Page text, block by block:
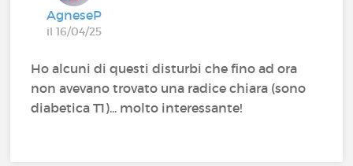
AgneseP
il 16/04/25
Ho alcuni di questi disturbi che fino ad ora
non avevano trovato una radice chiara (sono
diabetica T1)... molto interessante!